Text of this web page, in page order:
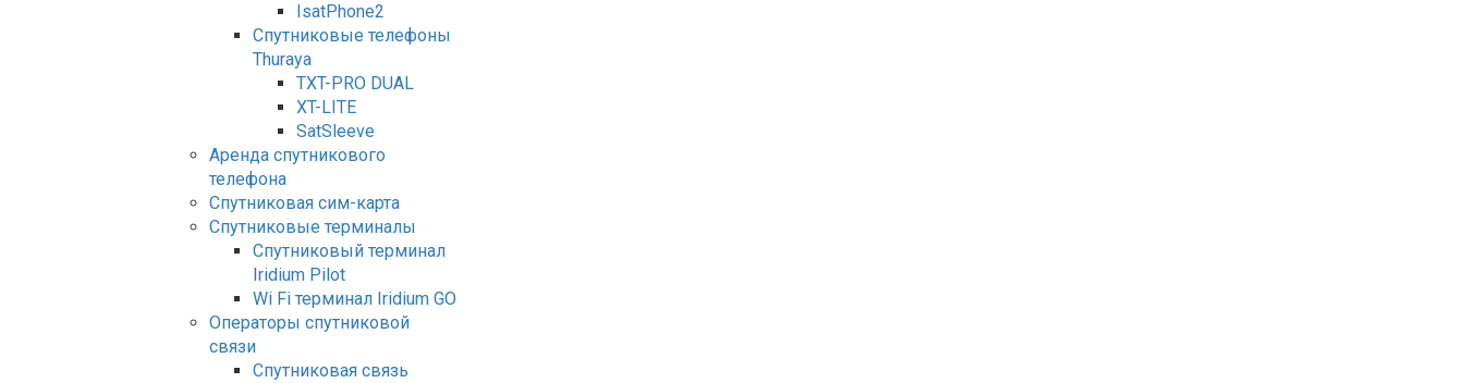
IsatPhone2
Спутниковые телефоны
Thuraya
TXT-PRO DUAL
XT-LITE
SatSleeve
Аренда спутникового
телефона
Спутниковая сим-карта
Спутниковые терминалы
Спутниковый терминал
Iridium Pilot
Wi Fi терминал Iridium GO
Операторы спутниковой
связи
Спутниковая связь